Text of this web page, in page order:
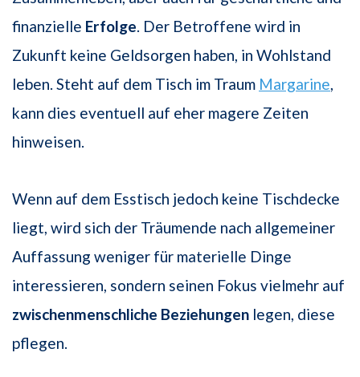
finanzielle Erfolge. Der Betroffene wird in
Zukunft keine Geldsorgen haben, in Wohlstand
leben. Steht auf dem Tisch im Traum Margarine,
kann dies eventuell auf eher magere Zeiten
hinweisen.
Wenn auf dem Esstisch jedoch keine Tischdecke
liegt, wird sich der Träumende nach allgemeiner
Auffassung weniger für materielle Dinge
interessieren, sondern seinen Fokus vielmehr auf
zwischenmenschliche Beziehungen legen, diese
pflegen.